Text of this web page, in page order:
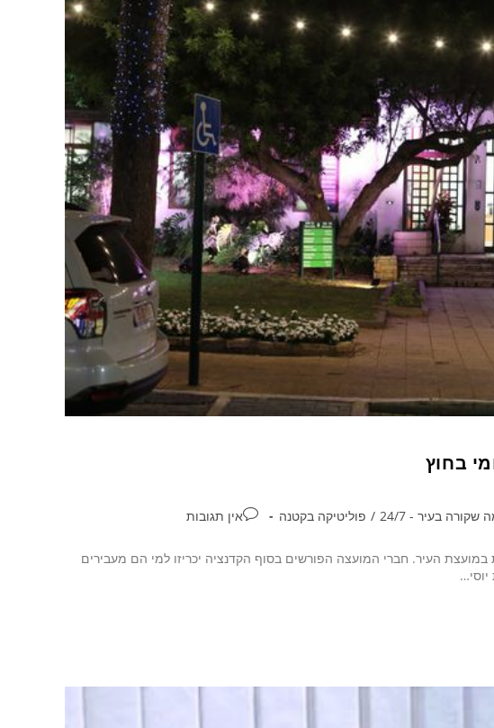
בעיר - 24/7 / פוליטיקה בקטנה אין תגובות
תתקיים ישיבת הזדהות במועצת העיר. חברי המועצה הפורשים בסוף הקדנציה יכריזו למי הם מעבירים